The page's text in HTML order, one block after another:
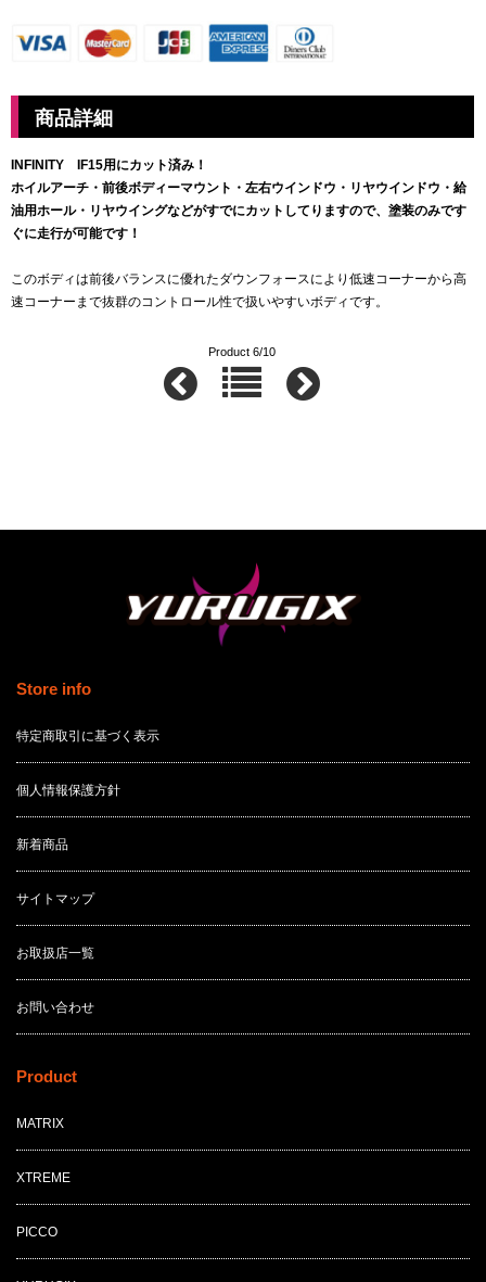
商品詳細
INFINITY IF15用にカット済み！
ホイルアーチ・前後ボディーマウント・左右ウインドウ・リヤウインドウ・給
油用ホール・リヤウイングなどがすでにカットしてりますので、塗装のみです
ぐに走行が可能です！
このボディは前後バランスに優れたダウンフォースにより低速コーナーから高
速コーナーまで抜群のコントロール性で扱いやすいボディです。
Product 6/10
Store info
特定商取引に基づく表示
個人情報保護方針
新着商品
サイトマップ
お取扱店一覧
お問い合わせ
Product
MATRIX
XTREME
PICCO